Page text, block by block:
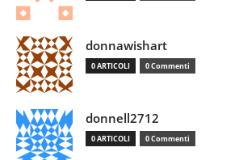
donnawishart
0 ARTICOLI 0 Commenti
donnell2712
0 ARTICOLI 0 Commenti